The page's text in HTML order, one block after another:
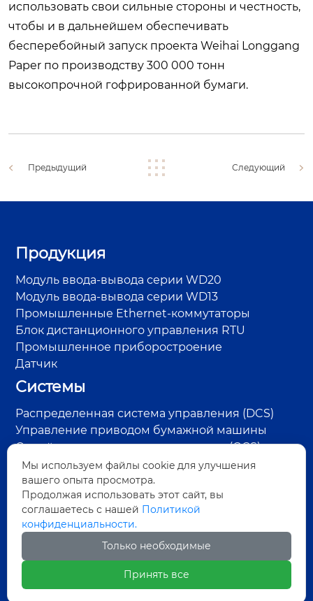
использовать свои сильные стороны и честность,
чтобы и в дальнейшем обеспечивать
бесперебойный запуск проекта Weihai Longgang
Paper по производству 300 000 тонн
высокопрочной гофрированной бумаги.
Предыдущий Следующий
Продукция
Модуль ввода-вывода серии WD20
Модуль ввода-вывода серии WD13
Промышленные Ethernet-коммутаторы
Блок дистанционного управления RTU
Промышленное приборостроение
Датчик
Системы
Распределенная система управления (DCS)
Управление приводом бумажной машины
Онлайн-система контроля качества (QCS)
Система управления RTU на нефтепромысле
Система контроля пара и конденсата
Система обнаружения дефектов поверхности
Система управления энергосбережением
Адрес:
улица Чжунмянь, район Юсянь, город Мяньян,
провинция Сычуань (технология Гаода)
Мы используем файлы cookie для улучшения
вашего опыта просмотра.
Продолжая использовать этот сайт, вы
соглашаетесь с нашей Политикой
конфиденциальности.
Только необходимые
Принять все